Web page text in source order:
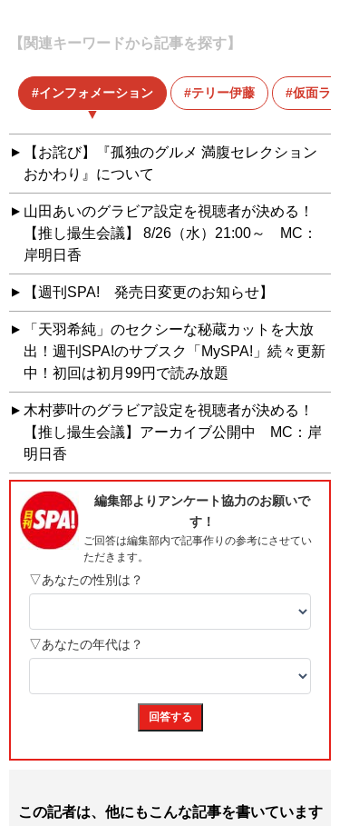
【関連キーワードから記事を探す】
インフォメーション テリー伊藤 仮面ライ
【お詫び】『孤独のグルメ 満腹セレクション
おかわり』について
山田あいのグラビア設定を視聴者が決める！
【推し撮生会議】 8/26（水）21:00～ MC：
岸明日香
【週刊SPA! 発売日変更のお知らせ】
「天羽希純」のセクシーな秘蔵カットを大放
出！週刊SPA!のサブスク「MySPA!」続々更新
中！初回は初月99円で読み放題
木村夢叶のグラビア設定を視聴者が決める！
【推し撮生会議】アーカイブ公開中 MC：岸
明日香
この記者は、他にもこんな記事を書いています